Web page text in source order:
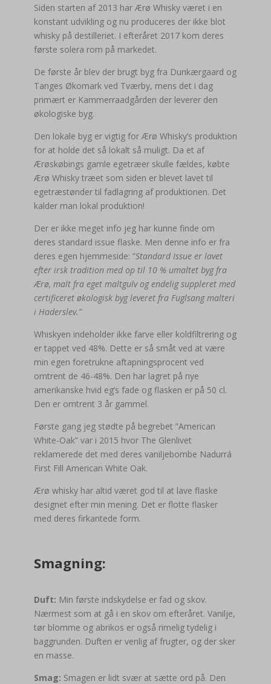
Siden starten af 2013 har Ærø Whisky været i en
konstant udvikling og nu produceres der ikke blot
whisky på destilleriet. I efteråret 2017 kom deres
første solera rom på markedet.
De første år blev der brugt byg fra Dunkærgaard og
Tanges Økomark ved Tværby, mens det i dag
primært er Kammerraadgården der leverer den
økologiske byg.
Den lokale byg er vigtig for Ærø Whisky’s produktion
for at holde det så lokalt så muligt. Da et af
Ærøskøbings gamle egetræer skulle fældes, købte
Ærø Whisky træet som siden er blevet lavet til
egetræstønder til fadlagring af produktionen. Det
kalder man lokal produktion!
Der er ikke meget info jeg har kunne finde om
deres standard issue flaske. Men denne info er fra
deres egen hjemmeside: ”Standard Issue er lavet
efter irsk tradition med op til 10 % umaltet byg fra
Ærø, malt fra eget maltgulv og endelig suppleret med
certificeret økologisk byg leveret fra Fuglsang malteri
i Haderslev.”
Whiskyen indeholder ikke farve eller koldfiltrering og
er tappet ved 48%. Dette er så småt ved at være
min egen foretrukne aftapningsprocent ved
omtrent de 46-48%. Den har lagret på nye
amerikanske hvid eg’s fade og flasken er på 50 cl.
Den er omtrent 3 år gammel.
Første gang jeg stødte på begrebet ”American
White-Oak” var i 2015 hvor The Glenlivet
reklamerede det med deres vaniljebombe Nadurrá
First Fill American White Oak.
Ærø whisky har altid været god til at lave flaske
designet efter min mening. Det er flotte flasker
med deres firkantede form.
Smagning:
Duft: Min første indskydelse er fad og skov.
Nærmest som at gå i en skov om efteråret. Vanilje,
tør blomme og abrikos er også rimelig tydelig i
baggrunden. Duften er venlig af frugter, og der sker
en masse.
Smag: Smagen er lidt svær at sætte ord på. Den